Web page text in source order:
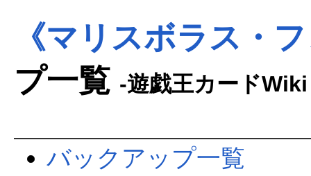
《マリスボラス・
プ一覧 -遊戯王カードWiki
バックアップ一覧